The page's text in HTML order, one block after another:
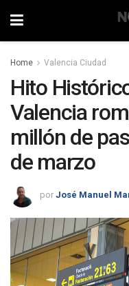
Home Valencia Ciudad
Hito
Valencia
millón de
de marzo
por José Manuel